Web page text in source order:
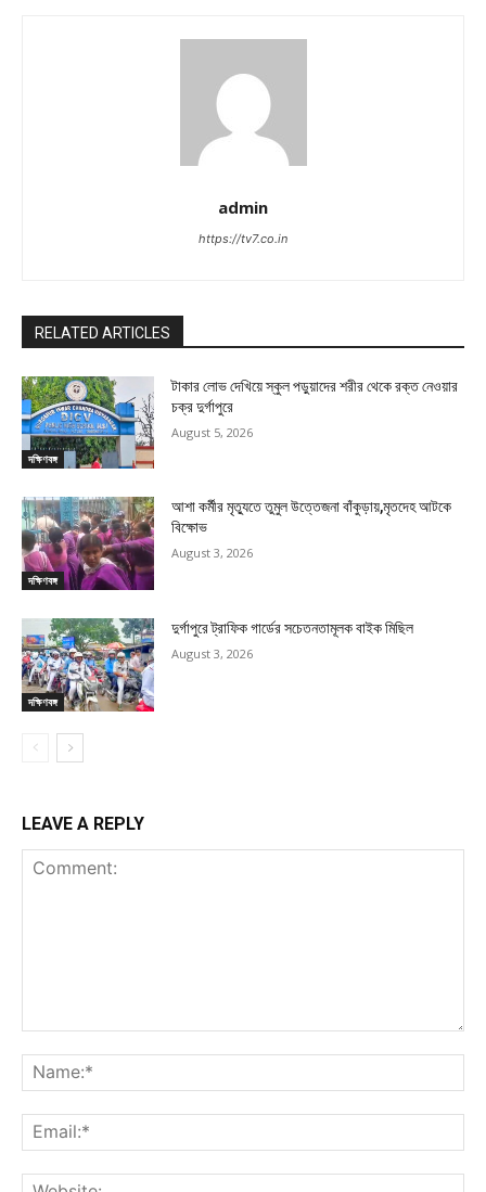
admin
https://tv7.co.in
RELATED ARTICLES
দক্ষিণবঙ্গ
টাকার লোভ দেখিয়ে স্কুল পড়ুয়াদের শরীর থেকে রক্ত নেওয়ার
চক্র দুর্গাপুরে
August 5, 2026
দক্ষিণবঙ্গ
আশা কর্মীর মৃত্যুতে তুমুল উত্তেজনা বাঁকুড়ায়,মৃতদেহ আটকে
বিক্ষোভ
August 3, 2026
দক্ষিণবঙ্গ
দুর্গাপুরে ট্রাফিক গার্ডের সচেতনতামূলক বাইক মিছিল
August 3, 2026
LEAVE A REPLY